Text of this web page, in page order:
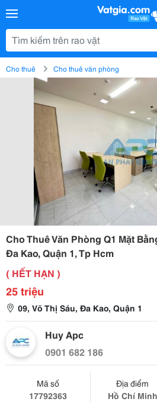
Cho thuê Cho thuê văn phòng
Cho Thuê Văn Phòng Q1 Mặt
Đa Kao, Quận 1, Tp Hcm
( HẾT HẠN )
25 triệu
09, Võ Thị Sáu, Đa Kao, Quận 1
Huy Apc
0901 682 186
Mã số
17792363
Địa điểm
Hồ Chí Minh